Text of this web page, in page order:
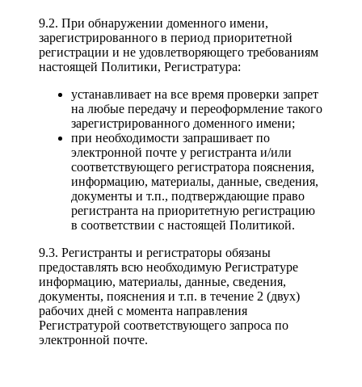
9.2. При обнаружении доменного имени,
зарегистрированного в период приоритетной
регистрации и не удовлетворяющего требованиям
настоящей Политики, Регистратура:
устанавливает на все время проверки запрет
на любые передачу и переоформление такого
зарегистрированного доменного имени;
при необходимости запрашивает по
электронной почте у регистранта и/или
соответствующего регистратора пояснения,
информацию, материалы, данные, сведения,
документы и т.п., подтверждающие право
регистранта на приоритетную регистрацию
в соответствии с настоящей Политикой.
9.3. Регистранты и регистраторы обязаны
предоставлять всю необходимую Регистратуре
информацию, материалы, данные, сведения,
документы, пояснения и т.п. в течение 2 (двух)
рабочих дней с момента направления
Регистратурой соответствующего запроса по
электронной почте.